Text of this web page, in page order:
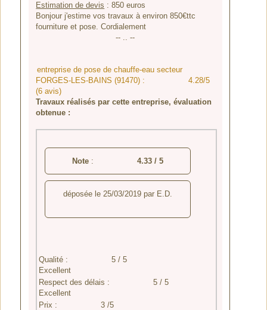
Estimation de devis :850 euros
Bonjour j'estime vos travaux à environ 850€ttc
fourniture et pose. Cordialement
-- .. --
entreprise de pose de chauffe-eau secteur
FORGES-LES-BAINS (91470) :
4.28/5
(6 avis)
Travaux réalisés par cette entreprise, évaluation
obtenue :
Note : 4.33 /5
déposée le25/03/2019 par E.D.
Qualité :
5 / 5
Excellent
Respect des délais :
5 / 5
Excellent
Prix :
3 /5